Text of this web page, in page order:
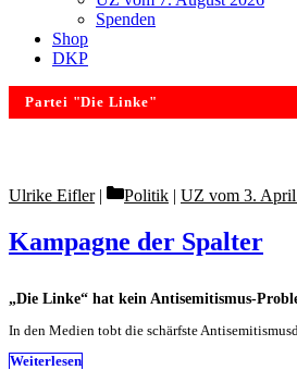
Spenden
Shop
DKP
Partei "Die Linke"
„Die Linke“ hat kein Antisemitismus-
Kampagne der Spalter
Ulrike Eifler Categories
Politik | UZ vom 3.
In den Medien tobt die schärfste
Weiterlesen